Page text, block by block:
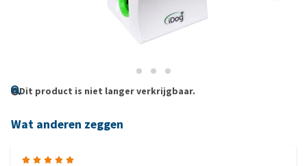
Dit product is niet langer verkrijgbaar.
Wat anderen zeggen